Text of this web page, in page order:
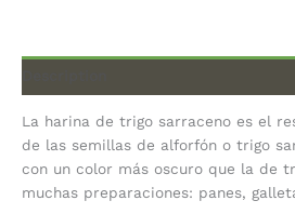
La harina de trigo sarraceno es el
de las semillas de alforfón o trigo
con un color más oscuro que la de
muchas preparaciones: panes,